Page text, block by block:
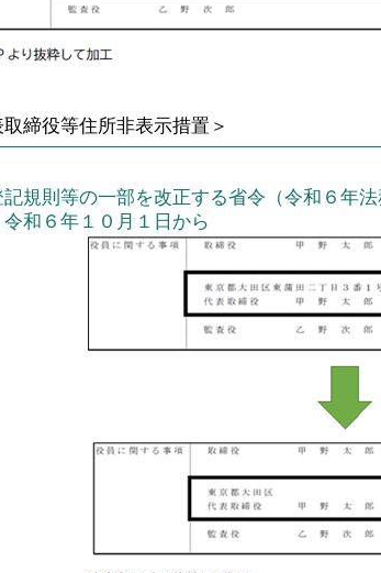
取締役等住所非表示措置＞
規則等の一部を改正する省令（令和６年
和６年１０月１日から